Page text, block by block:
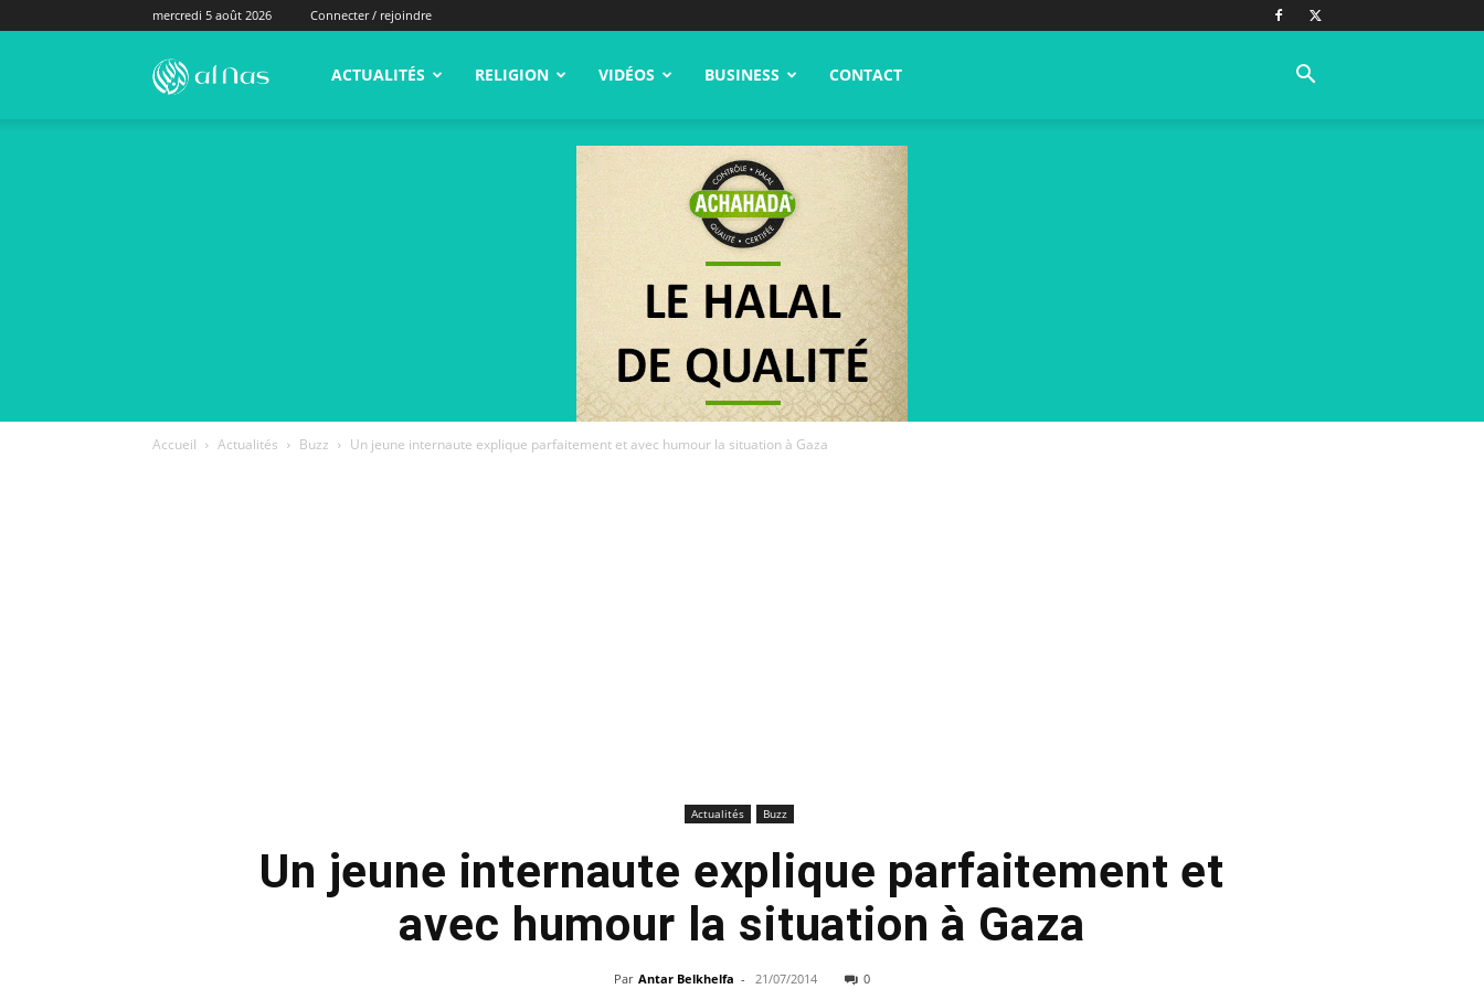
mercredi 5 août 2026 Connecter / rejoindre
alNas.fr ACTUALITÉS RELIGION VIDÉOS BUSINESS CONTACT
Accueil Actualités Buzz Un jeune internaute explique parfaitement et avec humour la situation à Gaza
Actualités Buzz
Un jeune internaute explique parfaitement et
avec humour la situation à Gaza
Par Antar Belkhelfa - 21/07/2014 0